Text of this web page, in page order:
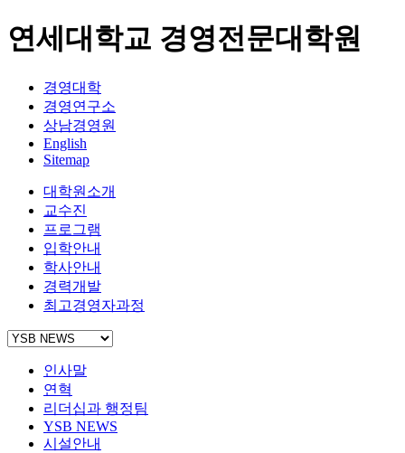
연세대학교 경영전문대학원
경영대학
경영연구소
상남경영원
English
Sitemap
대학원소개
교수진
프로그램
입학안내
학사안내
경력개발
최고경영자과정
인사말
연혁
리더십과 행정팀
YSB NEWS
시설안내